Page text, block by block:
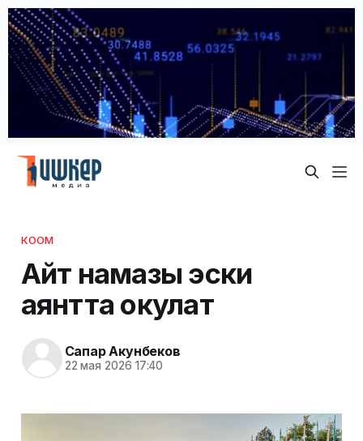
КООМ
Айт намазы эски
аянтта окулат
Сапар Акунбеков
22 мая 2026 17:40